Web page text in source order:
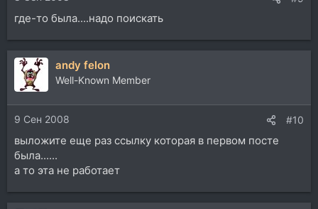
где-то была....надо поискать
andy felon
Well-Known Member
9 Сен 2008 #10
выложите еще раз ссылку которая в первом посте
была......
а то эта не работает